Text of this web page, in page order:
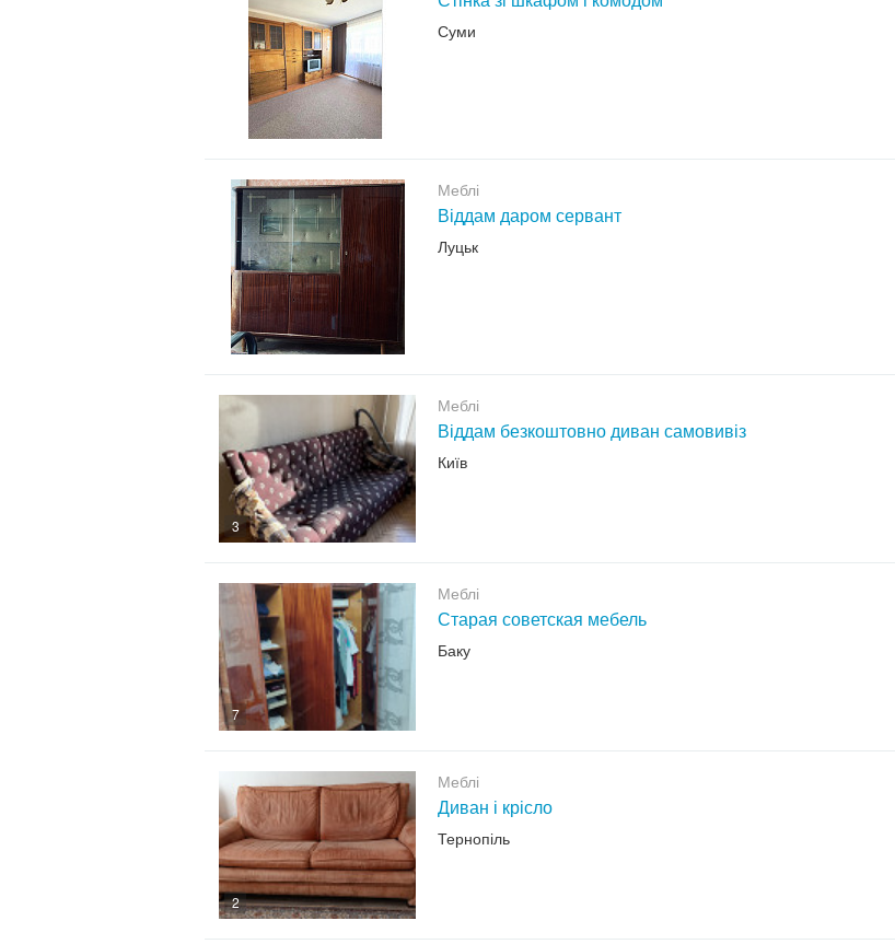
Суми
Меблі
Віддам даром сервант
Луцьк
3
Меблі
Віддам безкоштовно диван самовивіз
Київ
7
Меблі
Старая советская мебель
Баку
2
Меблі
Диван і крісло
Тернопіль